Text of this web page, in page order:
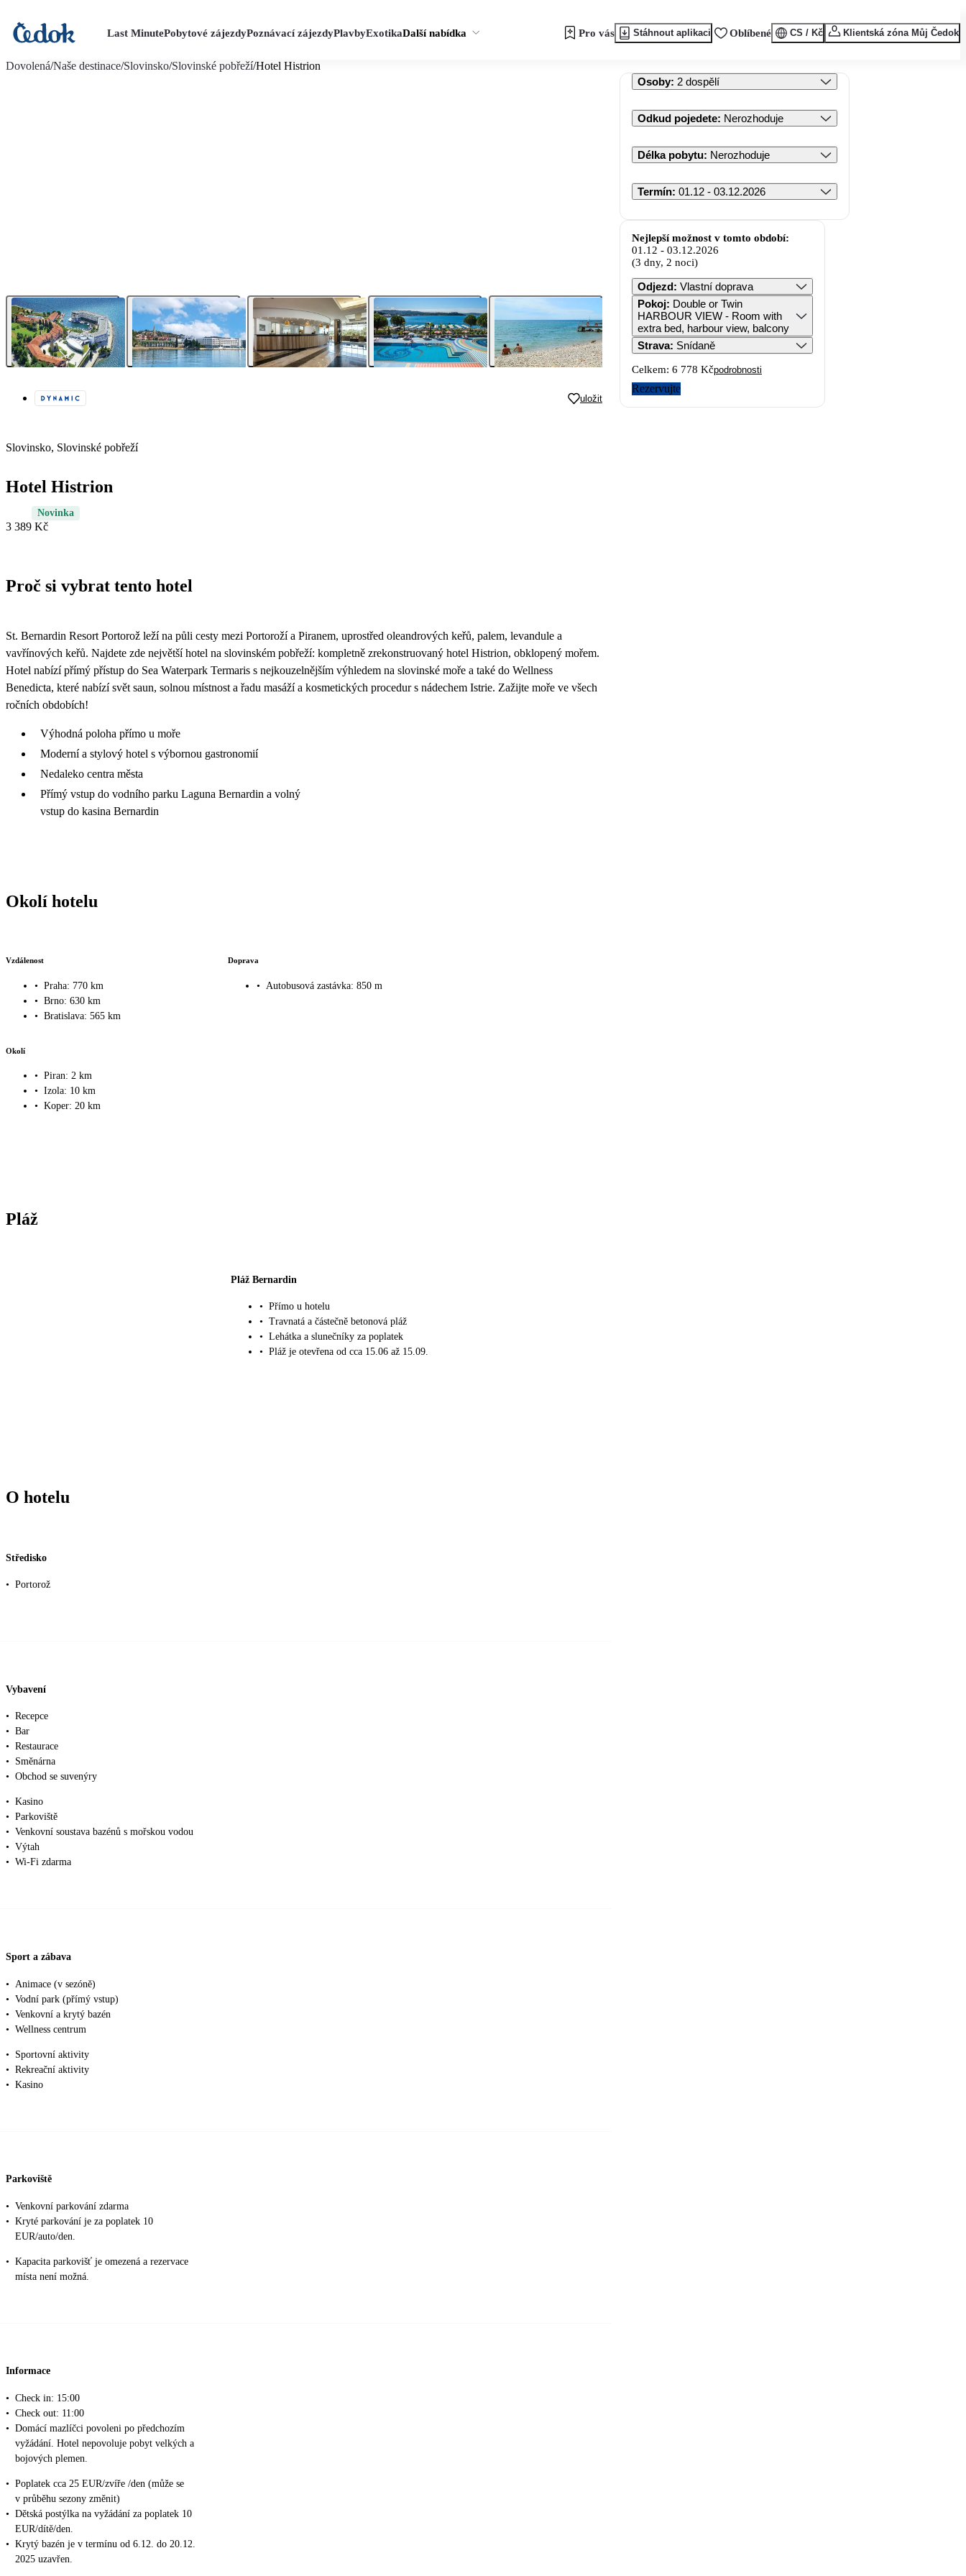
Last MinutePobytové zájezdyPoznávací zájezdyPlavbyExotikaDalší nabídka Pro vás Stáhnout aplikaci Oblíbené CS / Kč Klientská zóna Můj Čedok
Dovolená/Naše destinace/Slovinsko/Slovinské pobřeží/Hotel Histrion
uložit
Slovinsko, Slovinské pobřeží
Hotel Histrion
Novinka
3 389 Kč
Proč si vybrat tento hotel
St. Bernardin Resort Portorož leží na půli cesty mezi Portoroží a Piranem, uprostřed oleandrových keřů, palem, levandule a
vavřínových keřů. Najdete zde největší hotel na slovinském pobřeží: kompletně zrekonstruovaný hotel Histrion, obklopený mořem.
Hotel nabízí přímý přístup do Sea Waterpark Termaris s nejkouzelnějším výhledem na slovinské moře a také do Wellness
Benedicta, které nabízí svět saun, solnou místnost a řadu masáží a kosmetických procedur s nádechem Istrie. Zažijte moře ve všech
ročních obdobích!
Výhodná poloha přímo u moře
Moderní a stylový hotel s výbornou gastronomií
Nedaleko centra města
Přímý vstup do vodního parku Laguna Bernardin a volný
vstup do kasina Bernardin
Okolí hotelu
Vzdálenost
• Praha: 770 km
• Brno: 630 km
• Bratislava: 565 km
Doprava
• Autobusová zastávka: 850 m
Okolí
• Piran: 2 km
• Izola: 10 km
• Koper: 20 km
Pláž
Pláž Bernardin
• Přímo u hotelu
• Travnatá a částečně betonová pláž
• Lehátka a slunečníky za poplatek
• Pláž je otevřena od cca 15.06 až 15.09.
O hotelu
Středisko
• Portorož
Vybavení
• Recepce
• Bar
• Restaurace
•
Směnárna
• Obchod se suvenýry
• Kasino
• Parkoviště
• Venkovní soustava bazénů s mořskou vodou
• Výtah
• Wi-Fi zdarma
Sport a zábava
•
Animace (v sezóně)
• Vodní park (přímý vstup)
• Venkovní a krytý bazén
• Wellness centrum
•
Sportovní aktivity
• Rekreační aktivity
• Kasino
Parkoviště
• Venkovní parkování zdarma
• Kryté parkování je za poplatek 10
EUR/auto/den.
• Kapacita parkovišť je omezená a rezervace
místa není možná.
Informace
• Check in: 15:00
• Check out: 11:00
• Domácí mazlíčci povoleni po předchozím
vyžádání. Hotel nepovoluje pobyt velkých a
bojových plemen.
• Poplatek cca 25 EUR/zvíře /den (může se
v průběhu sezony změnit)
• Dětská postýlka na vyžádání za poplatek 10
EUR/dítě/den.
• Krytý bazén je v termínu od 6.12. do 20.12.
2025 uzavřen.
Osoby: 2 dospělí
Odkud pojedete: Nerozhoduje
Délka pobytu: Nerozhoduje
Termín: 01.12 - 03.12.2026
Nejlepší možnost v tomto období:
01.12 - 03.12.2026
(3 dny, 2 noci)
Odjezd: Vlastní doprava
Pokoj: Double or Twin
HARBOUR VIEW - Room with
extra bed, harbour view, balcony
Strava: Snídaně
Celkem: 6 778 Kčpodrobnosti
Rezervujte